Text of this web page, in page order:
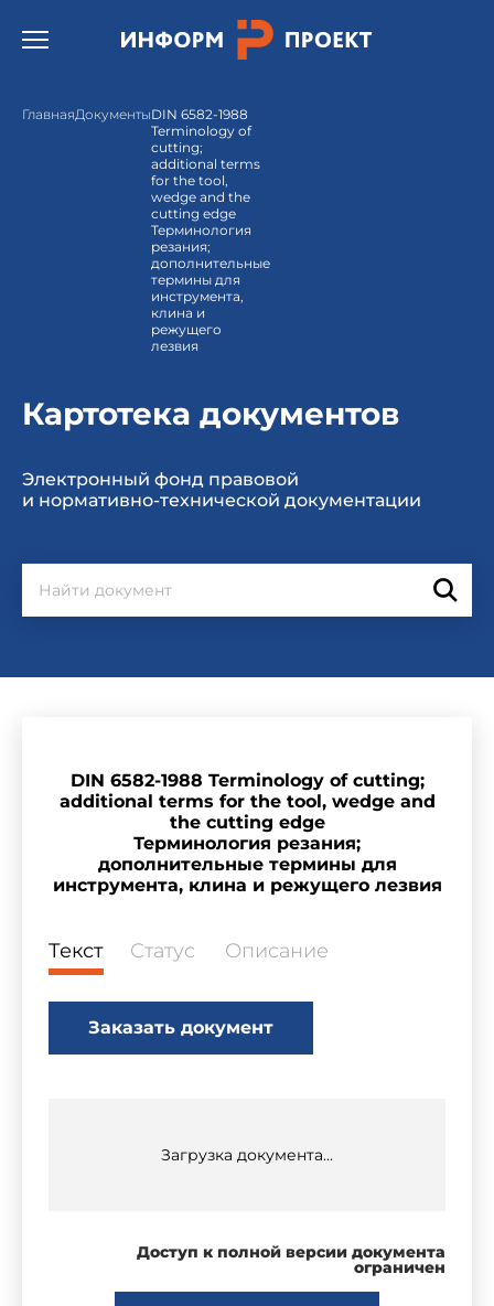
Открыть бургер меню.
ГлавнаяДокументыDIN 6582-1988
Terminology of
cutting;
additional terms
for the tool,
wedge and the
cutting edge
Терминология
резания;
дополнительные
термины для
инструмента,
клина и
режущего
лезвия
Картотека документов
Электронный фонд правовой
и нормативно-технической документации
DIN 6582-1988 Terminology of cutting;
additional terms for the tool, wedge and
the cutting edge
Терминология резания;
дополнительные термины для
инструмента, клина и режущего лезвия
Текст Статус Описание
Заказать документ
Загрузка документа...
Доступ к полной версии документа
ограничен